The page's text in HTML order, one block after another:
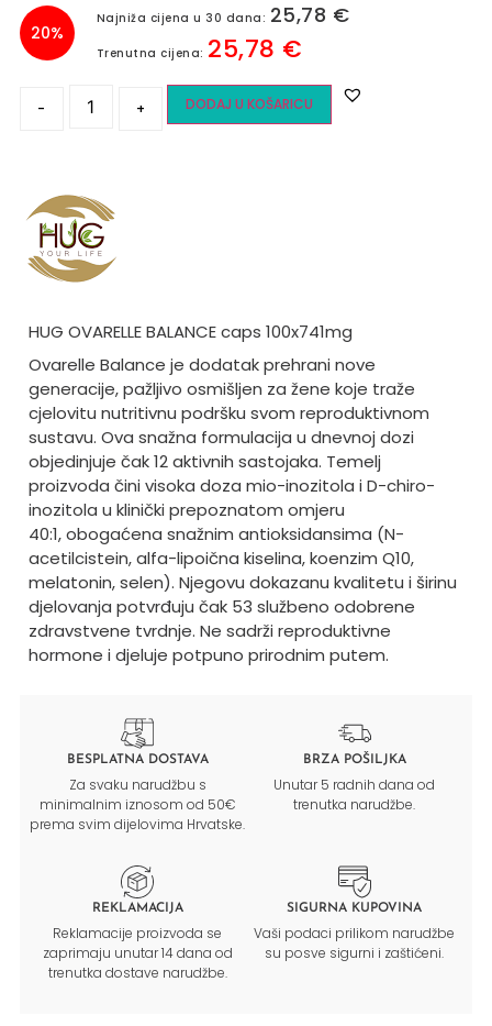
20%
Najniža cijena u 30 dana: 25,78 €
Trenutna cijena: 25,78 €
- + DODAJ U KOŠARICU
HUG OVARELLE BALANCE caps 100x741mg
Ovarelle Balance je dodatak prehrani nove
generacije, pažljivo osmišljen za žene koje traže
cjelovitu nutritivnu podršku svom reproduktivnom
sustavu. Ova snažna formulacija u dnevnoj dozi
objedinjuje čak 12 aktivnih sastojaka. Temelj
proizvoda čini visoka doza mio-inozitola i D-chiro-
inozitola u klinički prepoznatom omjeru
40:1, obogaćena snažnim antioksidansima (N-
acetilcistein, alfa-lipoična kiselina, koenzim Q10,
melatonin, selen). Njegovu dokazanu kvalitetu i širinu
djelovanja potvrđuju čak 53 službeno odobrene
zdravstvene tvrdnje. Ne sadrži reproduktivne
hormone i djeluje potpuno prirodnim putem.
BESPLATNA DOSTAVA
Za svaku narudžbu s
minimalnim iznosom od 50€
prema svim dijelovima Hrvatske.
BRZA POŠILJKA
Unutar 5 radnih dana od
trenutka narudžbe.
REKLAMACIJA
Reklamacije proizvoda se
zaprimaju unutar 14 dana od
trenutka dostave narudžbe.
SIGURNA KUPOVINA
Vaši podaci prilikom narudžbe
su posve sigurni i zaštićeni.